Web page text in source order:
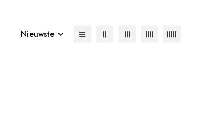
Nieuwste